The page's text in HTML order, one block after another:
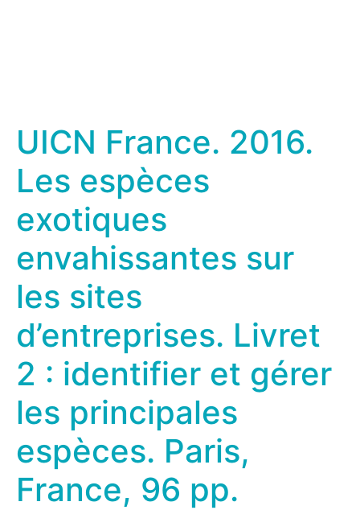
UICN France. 2016.
Les espèces
exotiques
envahissantes sur
les sites
d’entreprises. Livret
2 : identifier et gérer
les principales
espèces. Paris,
France, 96 pp.